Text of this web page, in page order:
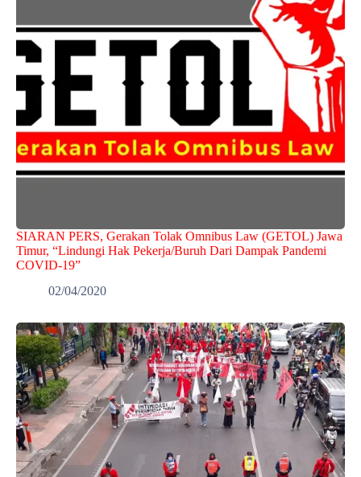
SIARAN PERS, Gerakan Tolak Omnibus Law (GETOL) Jawa
Timur, “Lindungi Hak Pekerja/Buruh Dari Dampak Pandemi
COVID-19”
02/04/2020